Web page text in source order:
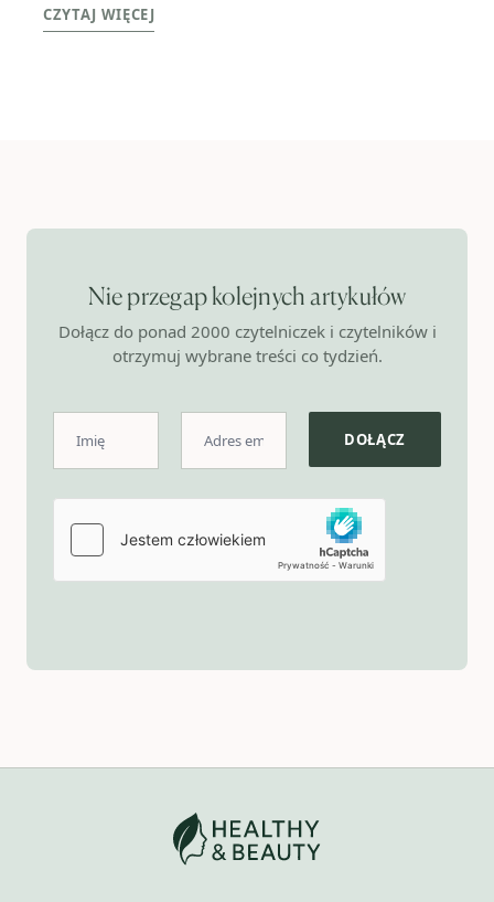
CZYTAJ WIĘCEJ
Nie przegap kolejnych artykułów
Dołącz do ponad 2000 czytelniczek i czytelników i
otrzymuj wybrane treści co tydzień.